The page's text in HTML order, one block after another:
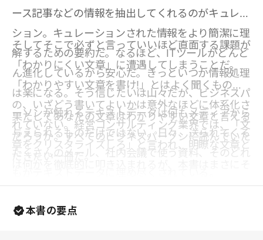
ース記事などの情報を抽出してくれるのがキュレー
ション。キュレーションされた情報をより簡潔に理
解するための要約だ。なるほど、ITツールがどんど
ん進化しているから安心だ。きっといつか情報処理
は楽になる。そう信じたいは山々だが、ビジネスパ
ーソンが触れるテキストデータは何もメディアから
与えられるものだけではない。日々、送られてくる
たくさんのメール、社内会議で使う資料、そのどれ
そしてそこで必ずと言っていいほど直面する課題が
「わかりにくい文章」に遭遇してしまうことだ。
「わかりやすい文章を書け!」とはよく聞くもの
の、いざどう書いてよいかは意外なほどに体系化さ
れていない。経営コンサルティング業界では、「文
章をクリスタライズしろ」と言われ、明瞭な文章と
のクリスタライズ手法を77の体系化された方法論
で解説してくれる。
果たしてあなたの文章はわかりやすい文章と言える
だろうか。すべてのビジネスパーソンに読んでいた
だきたい一冊だ。
本書の要点